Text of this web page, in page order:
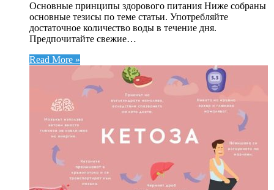
Основные принципы здорового питания Ниже собраны
основные тезисы по теме статьи. Употребляйте
достаточное количество воды в течение дня.
Предпочитайте свежие…
Read More »